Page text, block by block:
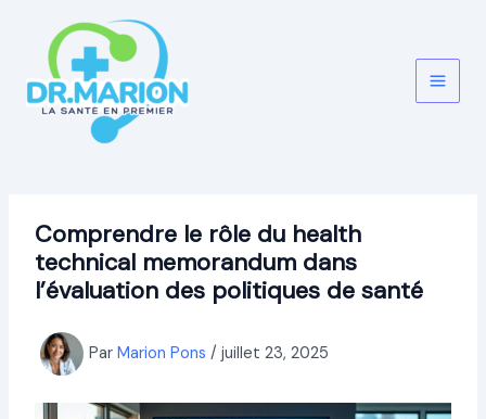
contenu
Comprendre le rôle du health
technical memorandum dans
l’évaluation des politiques de santé
Par Marion Pons / juillet 23, 2025